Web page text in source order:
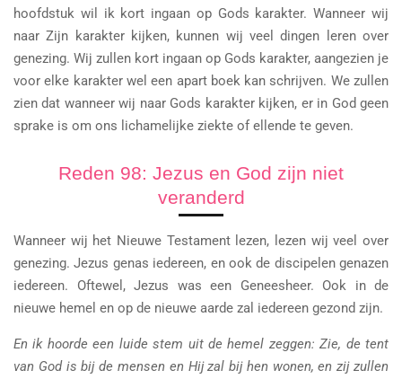
hoofdstuk wil ik kort ingaan op Gods karakter. Wanneer wij
naar Zijn karakter kijken, kunnen wij veel dingen leren over
genezing. Wij zullen kort ingaan op Gods karakter, aangezien je
voor elke karakter wel een apart boek kan schrijven. We zullen
zien dat wanneer wij naar Gods karakter kijken, er in God geen
sprake is om ons lichamelijke ziekte of ellende te geven.
Reden 98: Jezus en God zijn niet
veranderd
Wanneer wij het Nieuwe Testament lezen, lezen wij veel over
genezing. Jezus genas iedereen, en ook de discipelen genazen
iedereen. Oftewel, Jezus was een Geneesheer. Ook in de
nieuwe hemel en op de nieuwe aarde zal iedereen gezond zijn.
En ik hoorde een luide stem uit de hemel zeggen: Zie, de tent
van God is bij de mensen en Hij zal bij hen wonen, en zij zullen